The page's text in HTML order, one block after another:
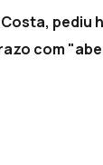
pediu
com